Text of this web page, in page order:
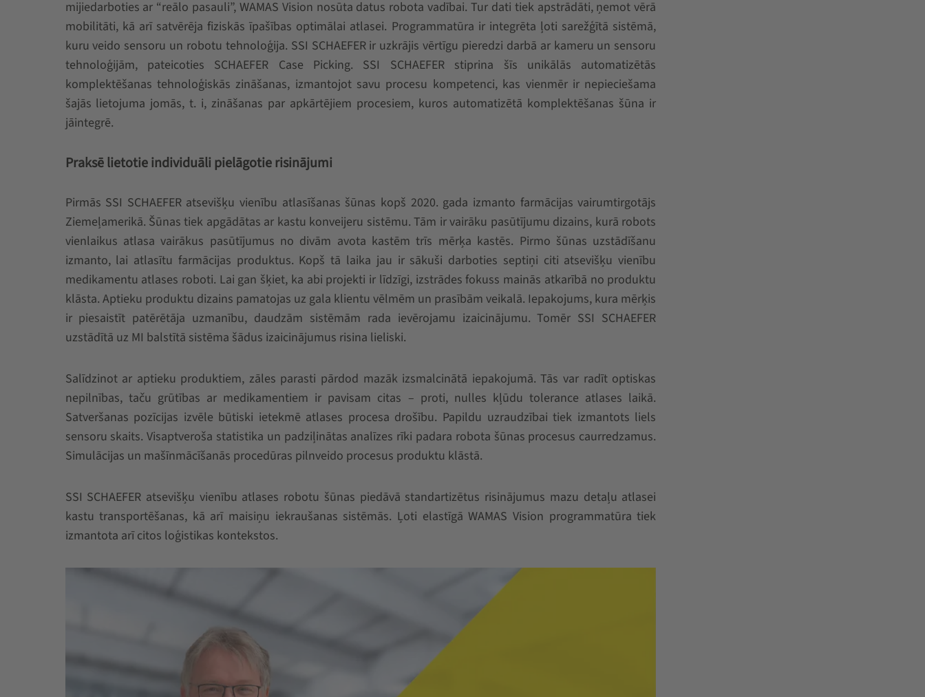
mijiedarboties ar “reālo pasauli”, WAMAS Vision nosūta datus robota vadībai. Tur dati tiek apstrādāti, ņemot vērā
mobilitāti, kā arī satvērēja fiziskās īpašības optimālai atlasei. Programmatūra ir integrēta ļoti sarežģītā sistēmā,
kuru veido sensoru un robotu tehnoloģija. SSI SCHAEFER ir uzkrājis vērtīgu pieredzi darbā ar kameru un sensoru
tehnoloģijām, pateicoties SCHAEFER Case Picking. SSI SCHAEFER stiprina šīs unikālās automatizētās
komplektēšanas tehnoloģiskās zināšanas, izmantojot savu procesu kompetenci, kas vienmēr ir nepieciešama
šajās lietojuma jomās, t. i, zināšanas par apkārtējiem procesiem, kuros automatizētā komplektēšanas šūna ir
jāintegrē.
Praksē lietotie individuāli pielāgotie risinājumi
Pirmās SSI SCHAEFER atsevišķu vienību atlasīšanas šūnas kopš 2020. gada izmanto farmācijas vairumtirgotājs
Ziemeļamerikā. Šūnas tiek apgādātas ar kastu konveijeru sistēmu. Tām ir vairāku pasūtījumu dizains, kurā robots
vienlaikus atlasa vairākus pasūtījumus no divām avota kastēm trīs mērķa kastēs. Pirmo šūnas uzstādīšanu
izmanto, lai atlasītu farmācijas produktus. Kopš tā laika jau ir sākuši darboties septiņi citi atsevišķu vienību
medikamentu atlases roboti. Lai gan šķiet, ka abi projekti ir līdzīgi, izstrādes fokuss mainās atkarībā no produktu
klāsta. Aptieku produktu dizains pamatojas uz gala klientu vēlmēm un prasībām veikalā. Iepakojums, kura mērķis
ir piesaistīt patērētāja uzmanību, daudzām sistēmām rada ievērojamu izaicinājumu. Tomēr SSI SCHAEFER
uzstādītā uz MI balstītā sistēma šādus izaicinājumus risina lieliski.
Salīdzinot ar aptieku produktiem, zāles parasti pārdod mazāk izsmalcinātā iepakojumā. Tās var radīt optiskas
nepilnības, taču grūtības ar medikamentiem ir pavisam citas – proti, nulles kļūdu tolerance atlases laikā.
Satveršanas pozīcijas izvēle būtiski ietekmē atlases procesa drošību. Papildu uzraudzībai tiek izmantots liels
sensoru skaits. Visaptveroša statistika un padziļinātas analīzes rīki padara robota šūnas procesus caurredzamus.
Simulācijas un mašīnmācīšanās procedūras pilnveido procesus produktu klāstā.
SSI SCHAEFER atsevišķu vienību atlases robotu šūnas piedāvā standartizētus risinājumus mazu detaļu atlasei
kastu transportēšanas, kā arī maisiņu iekraušanas sistēmās. Ļoti elastīgā WAMAS Vision programmatūra tiek
izmantota arī citos loģistikas kontekstos.